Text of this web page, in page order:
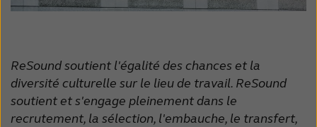
Türkçe United Kingdom
United States Österreich
ReSound soutient l'égalité des chances et la
diversité culturelle sur le lieu de travail. ReSound
soutient et s'engage pleinement dans le
recrutement, la sélection, l'embauche, le transfert,